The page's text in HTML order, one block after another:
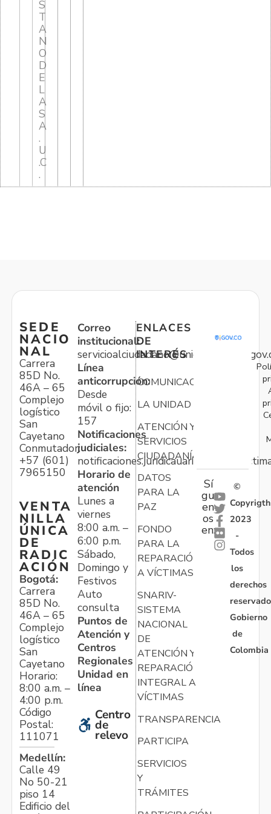
S
T
A
N
O
D
E
L
A
S
A
.
U
.C
.
SEDE
NACIO
NAL
Carrera
85D No.
46A – 65
Complejo
logístico
San
Cayetano
Conmutador:
+57 (601)
7965150
VENTA
NILLA
ÚNICA
DE
RADIC
ACIÓN
Bogotá:
Carrera
85D No.
46A – 65
Complejo
logístico
San
Cayetano
Horario:
8:00 a.m. –
4:00 p.m.
Código
Postal:
111071
Medellín:
Calle 49
No 50-21
piso 14
Edificio del
Correo
institucional:
Línea
anticorrupción:
Desde
móvil o fijo:
157
Notificaciones
judiciales:
Horario de
atención
Lunes a
viernes
8:00 a.m. –
6:00 p.m.
Sábado,
Domingo y
Festivos
Auto
consulta
Puntos de
Atención y
Centros
Regionales
Unidad en
línea
Centro
de
relevo
ENLACES
DE
INTERÉS
COMUNICACIONES
LA UNIDAD
ATENCIÓN Y
SERVICIOS
CIUDADANÍA
DATOS
PARA LA
PAZ
FONDO
PARA LA
REPARACIÓN
A VÍCTIMAS
SNARIV-
SISTEMA
NACIONAL
DE
ATENCIÓN Y
REPARACIÓN
INTEGRAL A
VÍCTIMAS
TRANSPARENCIA
PARTICIPA
SERVICIOS
Y
TRÁMITES
Sí
gu
en
os
en:
©
Copyrigth
2023
-
Todos
los
derechos
Gobierno
de
Colombia